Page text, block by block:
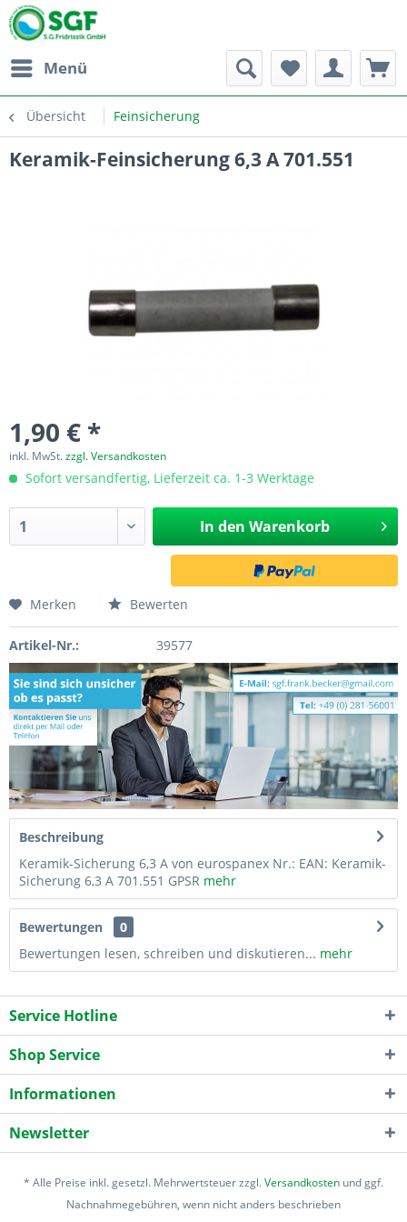
Menü
Übersicht Feinsicherung
Keramik-Feinsicherung 6,3 A 701.551
1,90 € *
inkl. MwSt.zzgl. Versandkosten
Sofort versandfertig, Lieferzeit ca. 1-3 Werktage
In den Warenkorb
Merken Bewerten
Artikel-Nr.: 39577
Beschreibung
Keramik-Sicherung 6,3 A von eurospanex Nr.: EAN: Keramik-
Sicherung 6,3 A 701.551 GPSR mehr
Bewertungen
0
Bewertungen lesen, schreiben und diskutieren... mehr
Service Hotline
Shop Service
Informationen
Newsletter
* Alle Preise inkl. gesetzl. Mehrwertsteuer zzgl.Versandkosten und ggf.
Nachnahmegebühren, wenn nicht anders beschrieben